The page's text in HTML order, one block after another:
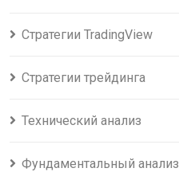
Стратегии TradingView
Стратегии трейдинга
Технический анализ
Фундаментальный анализ